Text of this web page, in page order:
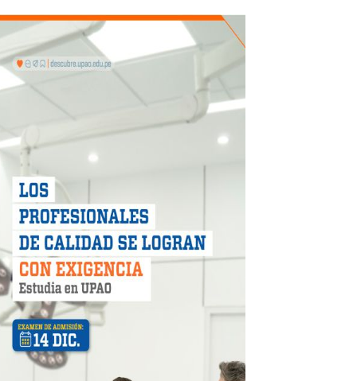
naturales durante contratación
en La Libertad
en beneficios para toda su familia
identidad
El Niño
EVITAR ROBOS Y ESTAFAS
CIUDADANÍA A REPORTARLOS